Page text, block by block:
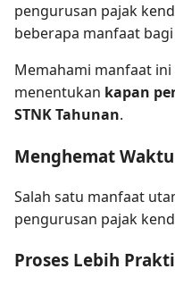
pengurusan pajak
beberapa manfaat
Memahami manfaat
menentukan kapan
STNK Tahunan.
Menghemat Waktu
Salah satu manfaat
pengurusan pajak
Proses Lebih